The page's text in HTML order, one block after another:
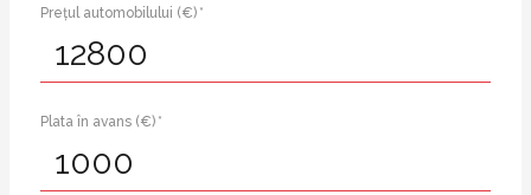
Prețul automobilului (€) *
Plata în avans (€) *